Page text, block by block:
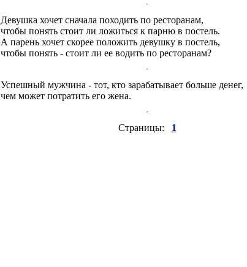
Девушка хочет сначала походить по ресторанам,
чтобы понять стоит ли ложиться к парню в постель.
А парень хочет скорее положить девушку в постель,
чтобы понять - стоит ли ее водить по ресторанам?
Успешный мужчина - тот, кто зарабатывает больше денег,
чем может потратить его жена.
Страницы: 1